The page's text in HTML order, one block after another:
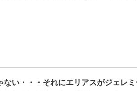
ない・・・それにエリアスがジェレ